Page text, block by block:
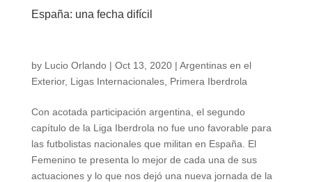
España: una fecha difícil
by Lucio Orlando| Oct 13, 2020| Argentinas en el
Exterior, Ligas Internacionales, Primera Iberdrola
Con acotada participación argentina, el segundo
capítulo de la Liga Iberdrola no fue uno favorable para
las futbolistas nacionales que militan en España. El
Femenino te presenta lo mejor de cada una de sus
actuaciones y lo que nos dejó una nueva jornada de la